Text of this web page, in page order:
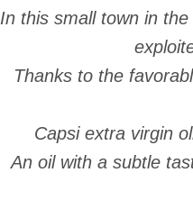
In this small town in
Thanks to the
Capsi extra virgin
An oil with a subtle